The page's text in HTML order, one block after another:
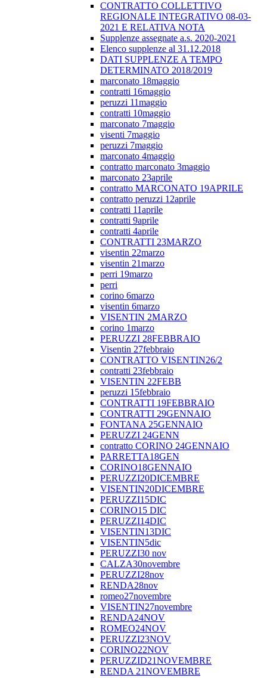
CONTRATTO COLLETTIVO
REGIONALE INTEGRATIVO 08-03-
2021 E RELATIVA NOTA
Supplenze assegnate a.s. 2020-2021
Elenco supplenze al 31.12.2018
DATI SUPPLENZE A TEMPO
DETERMINATO 2018/2019
marconato 18maggio
contratti 16maggio
peruzzi 11maggio
contratti 10maggio
marconato 7maggio
visenti 7maggio
peruzzi 7maggio
marconato 4maggio
contratto marconato 3maggio
marconato 23aprile
contratto MARCONATO 19APRILE
contratto peruzzi 12aprile
contratti 11aprile
contratti 9aprile
contratti 4aprile
CONTRATTI 23MARZO
visentin 22marzo
visentin 21marzo
perri 19marzo
perri
corino 6marzo
visentin 6marzo
VISENTIN 2MARZO
corino 1marzo
PERUZZI 28FEBBRAIO
Visentin 27febbraio
CONTRATTO VISENTIN26/2
contratti 23febbraio
VISENTIN 22FEBB
peruzzi 15febbraio
CONTRATTI 19FEBBRAIO
CONTRATTI 29GENNAIO
FONTANA 25GENNAIO
PERUZZI 24GENN
contratto CORINO 24GENNAIO
PARRETTA18GEN
CORINO18GENNAIO
PERUZZI20DICEMBRE
VISENTIN20DICEMBRE
PERUZZI15DIC
CORINO15 DIC
PERUZZI14DIC
VISENTIN13DIC
VISENTIN5dic
PERUZZI30 nov
CALZA30novembre
PERUZZI28nov
RENDA28nov
romeo27novembre
VISENTIN27novembre
RENDA24NOV
ROMEO24NOV
PERUZZI23NOV
CORINO22NOV
PERUZZID21NOVEMBRE
RENDA 21NOVEMBRE